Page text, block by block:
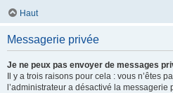
Haut
Messagerie privée
Je ne peux pas envoyer de messages
Il y a trois raisons pour cela : vous n’êtes
l’administrateur a désactivé la messagerie